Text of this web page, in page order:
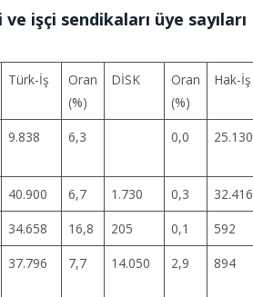
işçi sendikaları üye sayıları
Türk-İş
Oran
(%)
DİSK
Oran
(%)
Hak-İş
9.838 6,3 0,0 25.130
40.900 6,7 1.730 0,3 32.416
34.658 16,8 205 0,1 592
37.796 7,7 14.050 2,9 894